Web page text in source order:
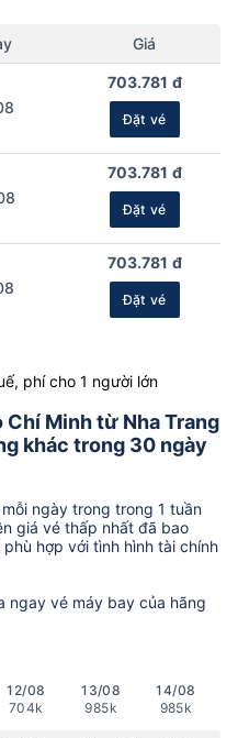
Giá
703.781 đ
Đặt vé
703.781 đ
Đặt vé
703.781 đ
Đặt vé
phí cho 1 người lớn
Minh từ Nha Trang
khác trong 30 ngày
ngày trong trong 1 tuần
giá vé thấp nhất đã bao
hợp với tình hình tài chính
ngay vé máy bay của hãng
12/08
704k
13/08
985k
14/08
985k